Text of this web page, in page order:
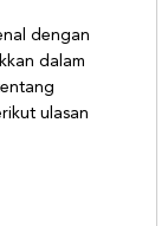
dengan
dalam
ulasan